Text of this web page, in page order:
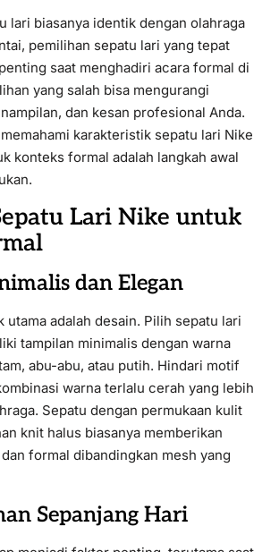
lari biasanya identik dengan olahraga
pemilihan sepatu lari yang tepat
saat menghadiri acara formal di
yang salah bisa mengurangi
dan kesan profesional Anda.
karakteristik sepatu lari Nike
konteks formal adalah langkah awal
Lari Nike untuk
dan Elegan
utama adalah desain. Pilih sepatu lari
tampilan minimalis dengan warna
abu-abu, atau putih. Hindari motif
warna terlalu cerah yang lebih
Sepatu dengan permukaan kulit
knit halus biasanya memberikan
formal dibandingkan mesh yang
Sepanjang Hari